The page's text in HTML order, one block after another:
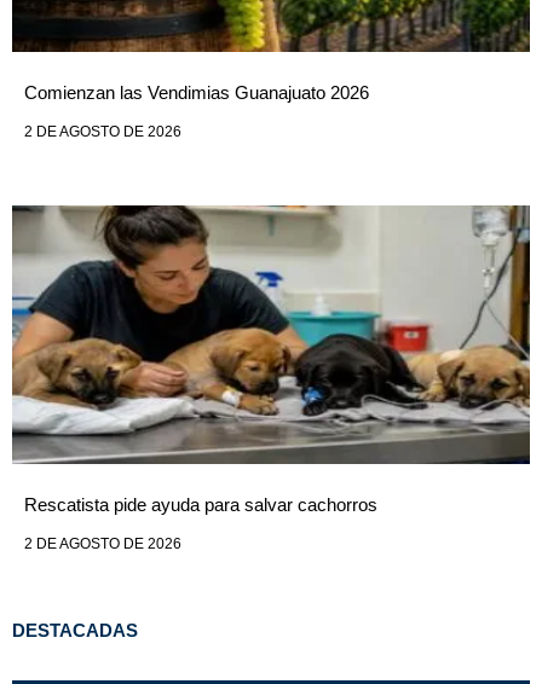
Comienzan las Vendimias Guanajuato 2026
2 DE AGOSTO DE 2026
Rescatista pide ayuda para salvar cachorros
2 DE AGOSTO DE 2026
DESTACADAS